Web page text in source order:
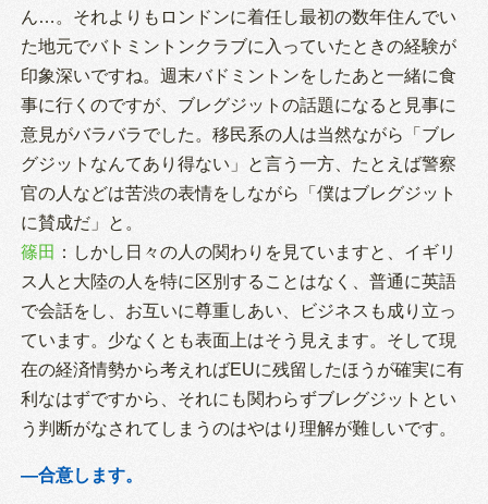
ん…。それよりもロンドンに着任し最初の数年住んでい
た地元でバトミントンクラブに入っていたときの経験が
印象深いですね。週末バドミントンをしたあと一緒に食
事に行くのですが、ブレグジットの話題になると見事に
意見がバラバラでした。移民系の人は当然ながら「ブレ
グジットなんてあり得ない」と言う一方、たとえば警察
官の人などは苦渋の表情をしながら「僕はブレグジット
に賛成だ」と。
篠田 ：しかし日々の人の関わりを見ていますと、イギリ
ス人と大陸の人を特に区別することはなく、普通に英語
で会話をし、お互いに尊重しあい、ビジネスも成り立っ
ています。少なくとも表面上はそう見えます。そして現
在の経済情勢から考えればEUに残留したほうが確実に有
利なはずですから、それにも関わらずブレグジットとい
う判断がなされてしまうのはやはり理解が難しいです。
―合意します。